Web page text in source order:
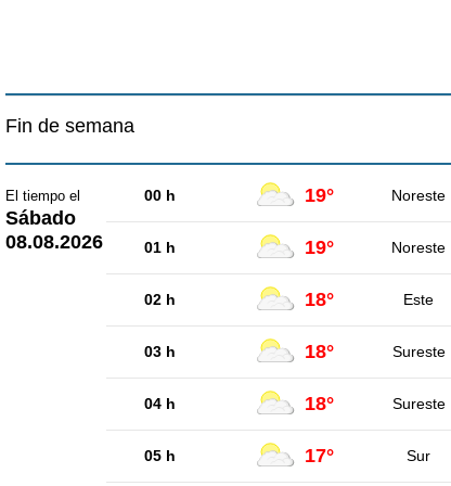
Fin de semana
El tiempo el
Sábado
08.08.2026
00 h 19° Noreste
01 h 19° Noreste
02 h 18° Este
03 h 18° Sureste
04 h 18° Sureste
05 h 17° Sur